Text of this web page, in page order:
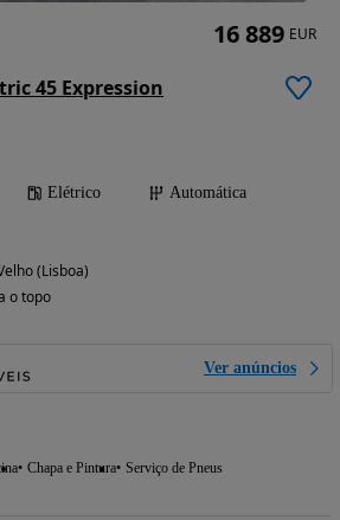
45 Expression
Elétrico
Automática
(Lisboa)
o topo
Ver anúncios
Chapa e Pintura Serviço de Pneus
16 889 EUR